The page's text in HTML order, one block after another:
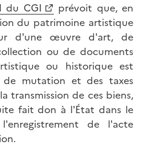
du CGI
prévoit que, en
du patrimoine artistique
d'une œuvre d'art, de
ou de documents
ou historique est
de mutation et des taxes
transmission de ces biens,
fait don à l'État dans le
de l'acte